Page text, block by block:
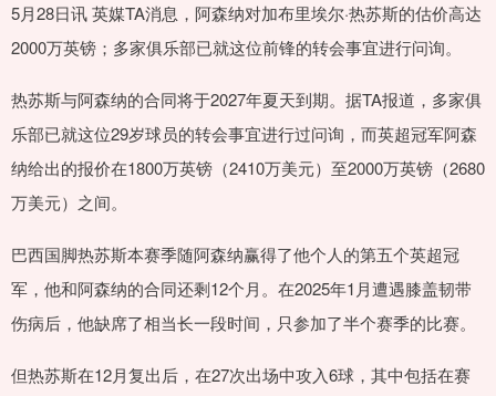
5月28日讯 英媒TA消息，阿森纳对加布里埃尔·热苏斯的估价高达
2000万英镑；多家俱乐部已就这位前锋的转会事宜进行问询。
热苏斯与阿森纳的合同将于2027年夏天到期。据TA报道，多家俱
乐部已就这位29岁球员的转会事宜进行过问询，而英超冠军阿森
纳给出的报价在1800万英镑（2410万美元）至2000万英镑（2680
万美元）之间。
巴西国脚热苏斯本赛季随阿森纳赢得了他个人的第五个英超冠
军，他和阿森纳的合同还剩12个月。在2025年1月遭遇膝盖韧带
伤病后，他缺席了相当长一段时间，只参加了半个赛季的比赛。
但热苏斯在12月复出后，在27次出场中攻入6球，其中包括在赛